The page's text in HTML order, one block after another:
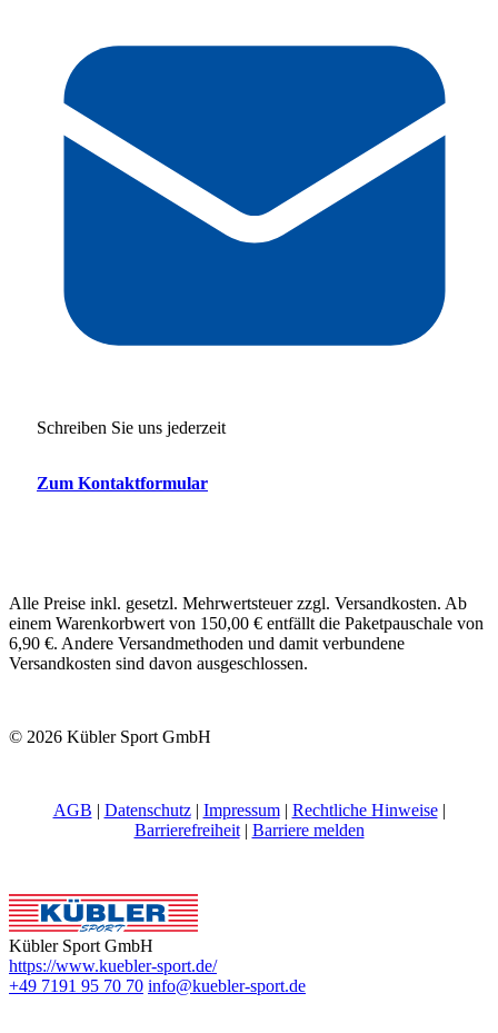
Schreiben Sie uns jederzeit
Zum Kontaktformular
Alle Preise inkl. gesetzl. Mehrwertsteuer zzgl. Versandkosten. Ab
einem Warenkorbwert von 150,00 € entfällt die Paketpauschale von
6,90 €. Andere Versandmethoden und damit verbundene
Versandkosten sind davon ausgeschlossen.
© 2026 Kübler Sport GmbH
AGB | Datenschutz| Impressum| Rechtliche Hinweise|
Barrierefreiheit| Barriere melden
Kübler Sport GmbH
https://www.kuebler-sport.de/
+49 7191 95 70 70 info@kuebler-sport.de